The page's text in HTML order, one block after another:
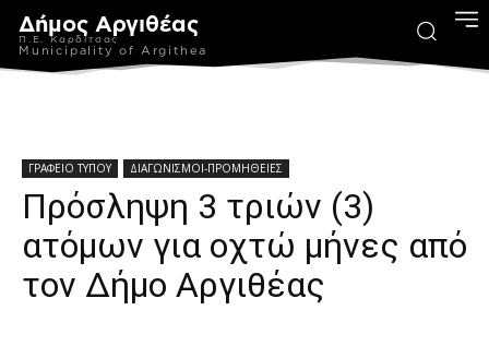
Δήμος Αργιθέας
Π.Ε. Καρδίτσας
Municipality of Argithea
ΓΡΑΦΕΙΟ ΤΥΠΟΥ ΔΙΑΓΩΝΙΣΜΟΙ-ΠΡΟΜΗΘΕΙΕΣ
Πρόσληψη 3 τριών (3)
ατόμων για οχτώ μήνες από
τον Δήμο Αργιθέας